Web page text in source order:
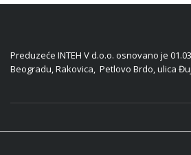
Preduzeće INTEH V d.o.o. osnovano je
Beogradu, Rakovica, Petlovo Brdo, ulica